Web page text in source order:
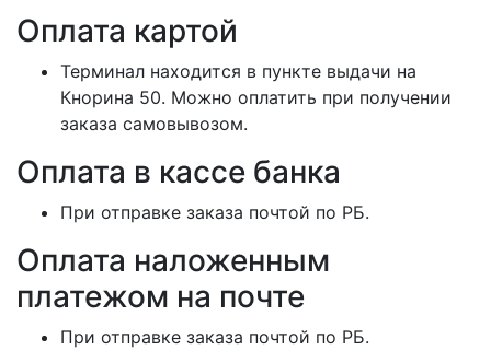
Оплата картой
Терминал находится в пункте выдачи на
Кнорина 50. Можно оплатить при получении
заказа самовывозом.
Оплата в кассе банка
При отправке заказа почтой по РБ.
Оплата наложенным
платежом на почте
При отправке заказа почтой по РБ.